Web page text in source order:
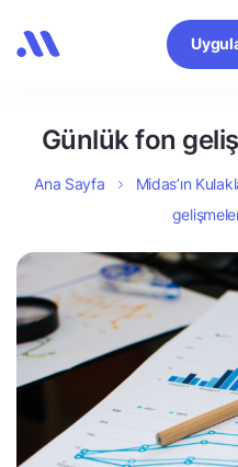
Günlük fon
Ana Sayfa Midas’ın